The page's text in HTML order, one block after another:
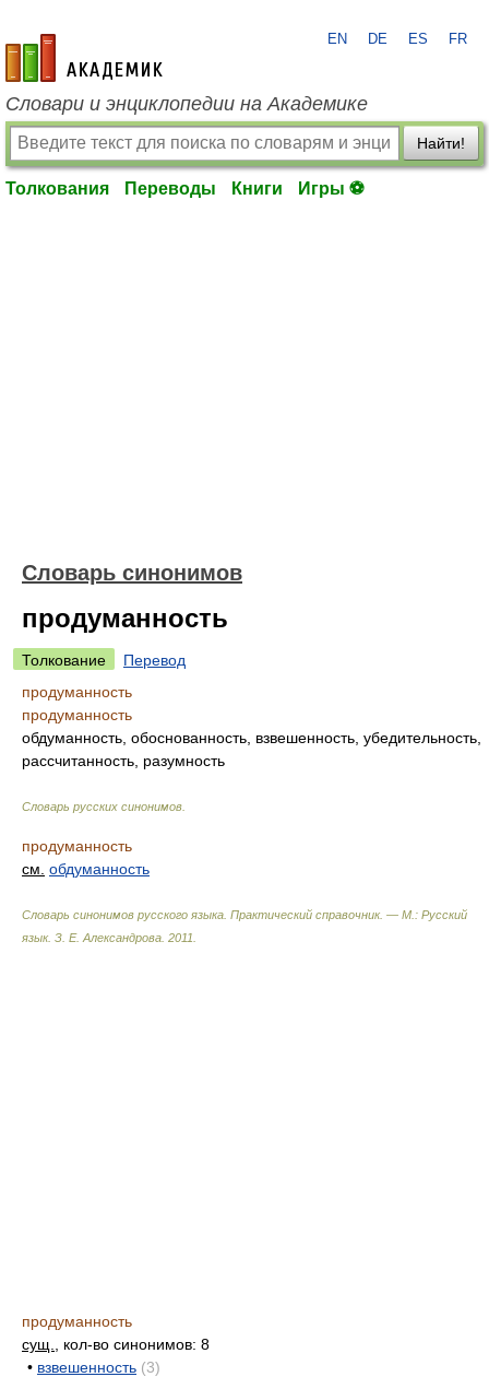
academic.ru
EN DE ES FR
Словари и энциклопедии на Академике
Найти!
Толкования Переводы Книги Игры ⚽
Словарь синонимов
продуманность
Толкование
Перевод
продуманность
продуманность
обдуманность, обоснованность, взвешенность, убедительность,
рассчитанность, разумность
Словарь русских синонимов
продуманность
см. обдуманность
Словарь синонимов русского языка. Практический справочник. — М.: Русский
язык. З. Е. Александрова 2011
продуманность
сущ.
, кол-во синонимов: 8
• взвешенность (3)